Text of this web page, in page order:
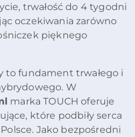
trwałość do 4 tygodni
oczekiwania zarówno
pięknego
to fundament trwałego i
W
marka TOUCH oferuje
które podbiły serca
Jako bezpośredni